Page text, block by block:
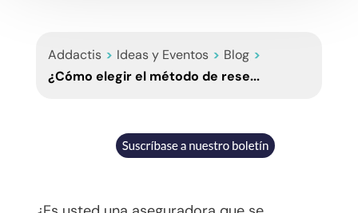
Addactis > Ideas y Eventos > Blog >
¿Cómo elegir el método de rese...